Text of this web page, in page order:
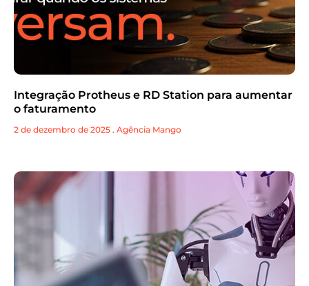
Integração Protheus e RD Station para aumentar
o faturamento
2 de dezembro de 2025 . Agência Mango